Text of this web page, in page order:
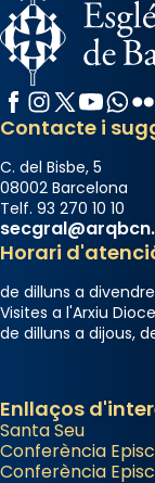
raïms de
segons una
Photo
View on Facebook
Facebook
Instagram
X / Twitter
YouTube
Contacte i
C. del Bisbe, 5
08002 Barcelona
Telf. 93 270 10 10
Horari
de dilluns a
Visites a l'Arxiu
de dilluns a dijous,
Enllaços
Santa Seu
Conferència
Conferència